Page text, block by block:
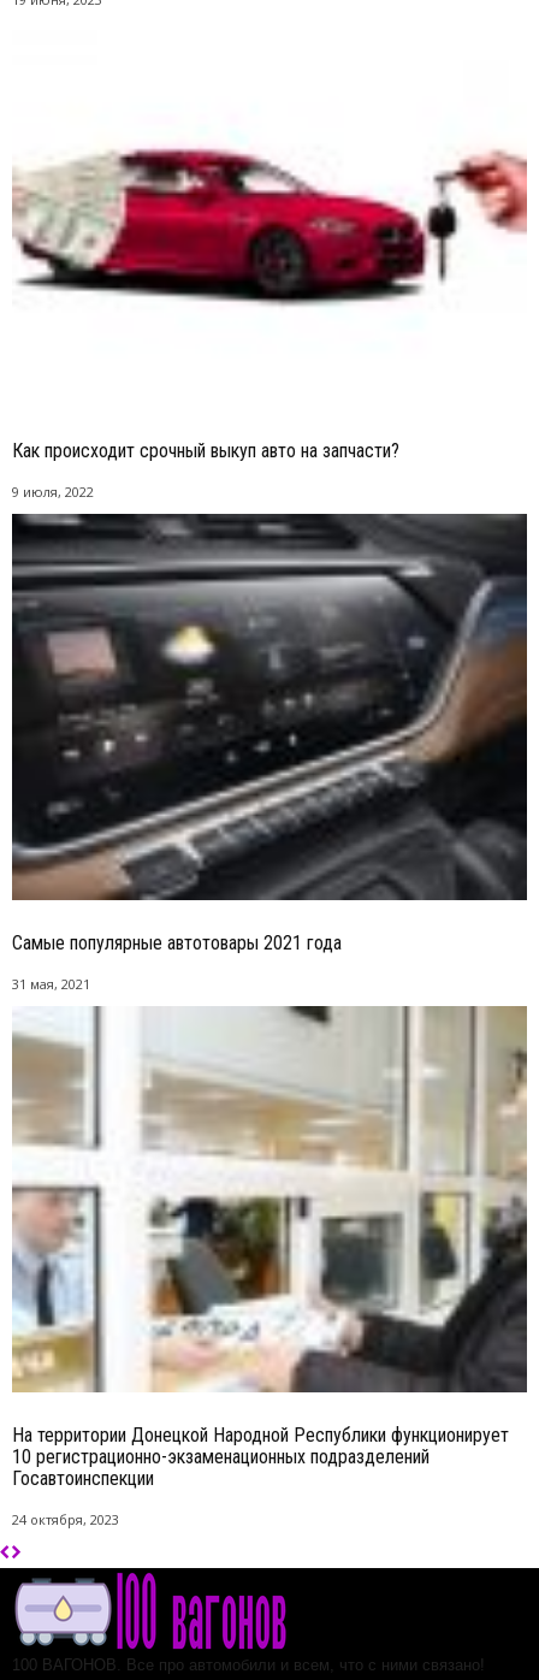
Как происходит срочный выкуп авто на запчасти?
9 июля, 2022
Самые популярные автотовары 2021 года
31 мая, 2021
На территории Донецкой Народной Республики функционирует
10 регистрационно-экзаменационных подразделений
Госавтоинспекции
24 октября, 2023
100 ВАГОНОВ. Все про автомобили и всем, что с ними связано!